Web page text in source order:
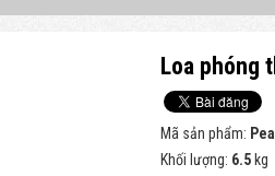
Loa phóng
Mã sản phẩm:
Khối lượng: 6.5 kg